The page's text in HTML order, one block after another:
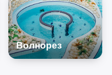
Волнорез